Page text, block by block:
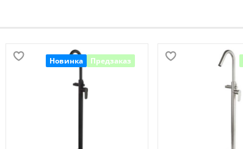
Новинка Предзаказ